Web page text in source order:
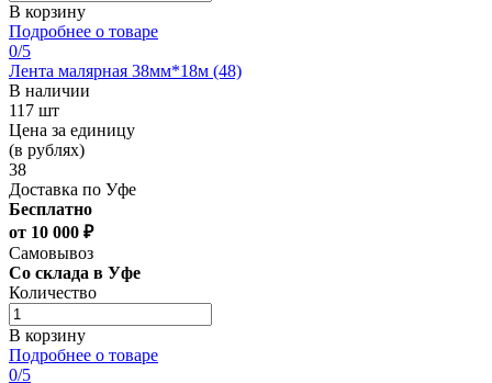
В корзину
Подробнее о товаре
0/5
Лента малярная 38мм*18м (48)
В наличии
117 шт
Цена за единицу
(в рублях)
38
Доставка по Уфе
Бесплатно
от 10 000 ₽
Самовывоз
Со склада в Уфе
Количество
В корзину
Подробнее о товаре
0/5